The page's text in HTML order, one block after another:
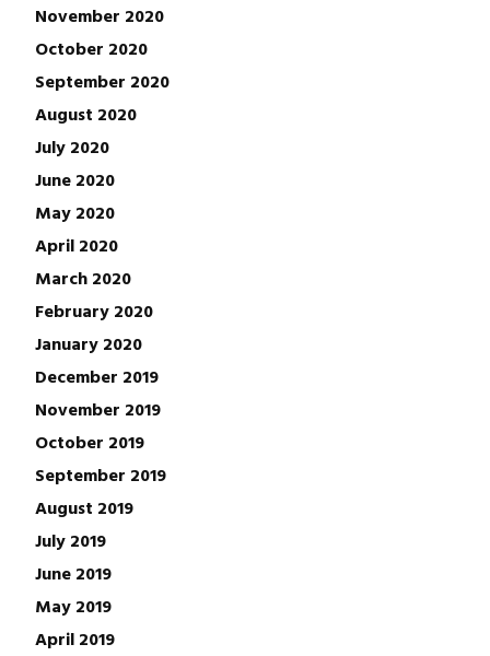
November 2020
October 2020
September 2020
August 2020
July 2020
June 2020
May 2020
April 2020
March 2020
February 2020
January 2020
December 2019
November 2019
October 2019
September 2019
August 2019
July 2019
June 2019
May 2019
April 2019